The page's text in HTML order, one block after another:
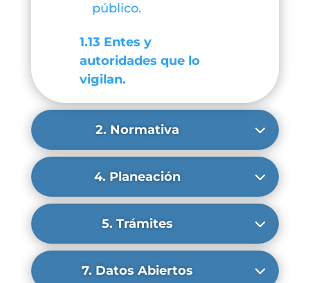
público.
1.13 Entes y
autoridades que lo
vigilan.
2. Normativa
4. Planeación
5. Trámites
7. Datos Abiertos